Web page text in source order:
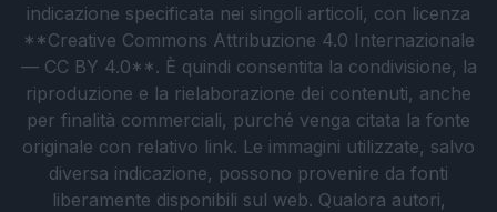
indicazione specificata nei singoli articoli, con licenza
**Creative Commons Attribuzione 4.0 Internazionale
— CC BY 4.0**. È quindi consentita la condivisione, la
riproduzione e la rielaborazione dei contenuti, anche
per finalità commerciali, purché venga citata la fonte
originale con relativo link. Le immagini utilizzate, salvo
diversa indicazione, possono provenire da fonti
liberamente disponibili sul web. Qualora autori,